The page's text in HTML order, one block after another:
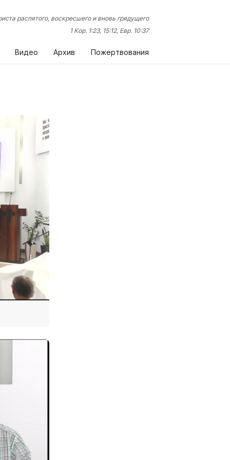
распятого, воскресшего и вновь грядущего
1 Кор. 1:23, 15:12, Евр. 10:37
Видео Архив Пожертвования